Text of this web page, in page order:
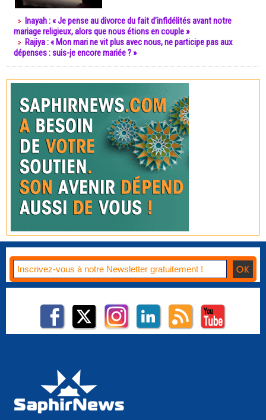
Inayah : « Je pense au divorce du fait d’infidélités avant notre
mariage religieux, alors que nous étions en couple »
Rajiya : « Mon mari ne vit plus avec nous, ne participe pas aux
dépenses : suis-je encore mariée ? »